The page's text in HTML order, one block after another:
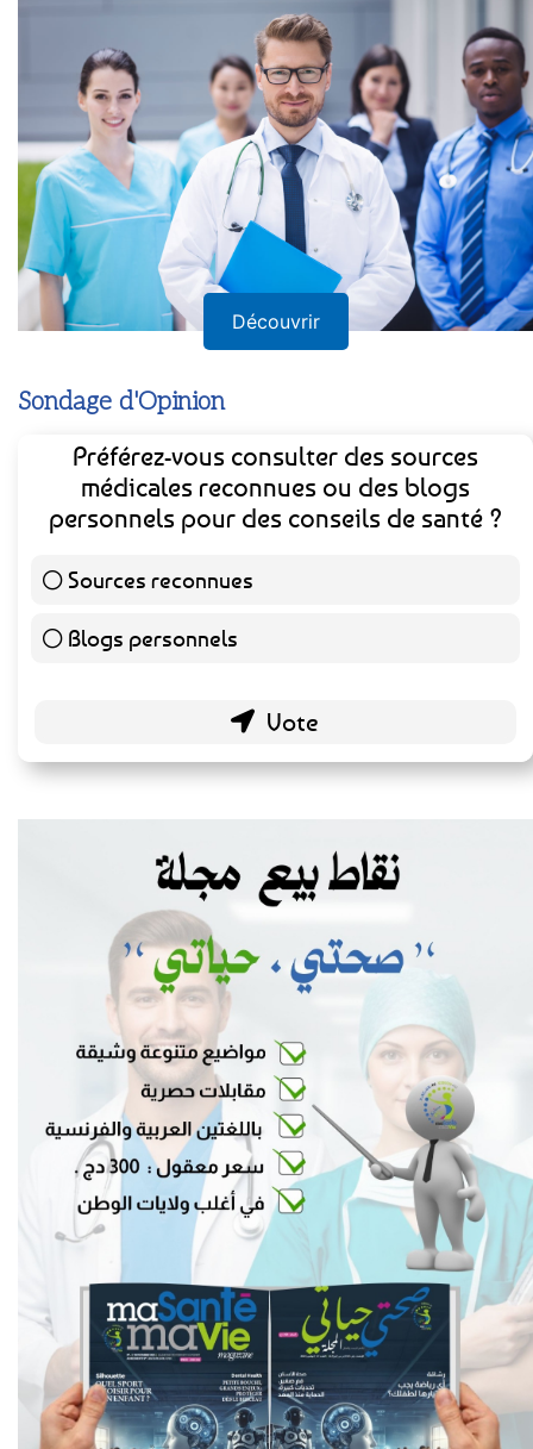
Découvrir
Sondage d'Opinion
Préférez-vous consulter des sources
médicales reconnues ou des blogs
personnels pour des conseils de santé ?
Sources reconnues
Blogs personnels